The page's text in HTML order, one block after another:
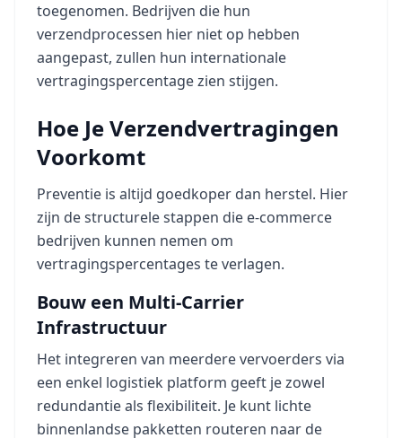
toegenomen. Bedrijven die hun
verzendprocessen hier niet op hebben
aangepast, zullen hun internationale
vertragingspercentage zien stijgen.
Hoe Je Verzendvertragingen
Voorkomt
Preventie is altijd goedkoper dan herstel. Hier
zijn de structurele stappen die e-commerce
bedrijven kunnen nemen om
vertragingspercentages te verlagen.
Bouw een Multi-Carrier
Infrastructuur
Het integreren van meerdere vervoerders via
een enkel logistiek platform geeft je zowel
redundantie als flexibiliteit. Je kunt lichte
binnenlandse pakketten routeren naar de